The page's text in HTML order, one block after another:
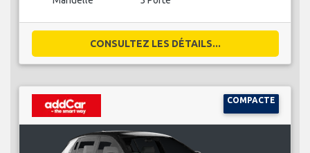
CONSULTEZ LES DÉTAILS...
COMPACTE